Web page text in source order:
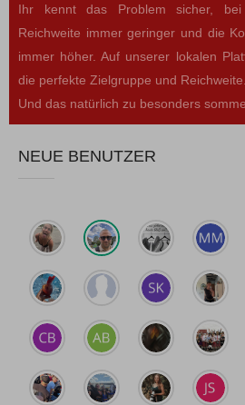
Ihr kennt das Problem sicher,
Reichweite immer geringer und die
immer höher. Auf unserer lokalen
die perfekte Zielgruppe und Reichweite.
Und das natürlich zu besonders
NEUE BENUTZER